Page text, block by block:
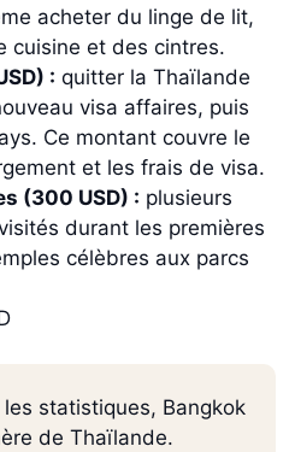
acheter du linge de lit,
cuisine et des cintres.
: quitter la Thaïlande
visa affaires, puis
Ce montant couvre le
et les frais de visa.
(300 USD) : plusieurs
durant les premières
célèbres aux parcs
les statistiques, Bangkok
de Thaïlande.